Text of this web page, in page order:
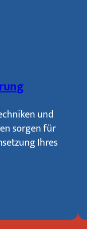
und
sorgen für
Ihres